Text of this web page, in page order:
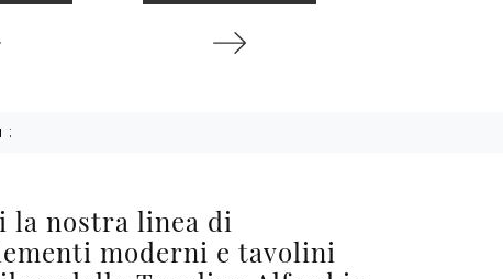
:
la nostra linea di
moderni e tavolini